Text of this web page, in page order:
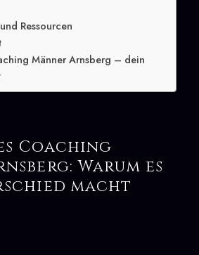
Ressourcen
Männer Arnsberg – dein
Coaching
Warum es
macht